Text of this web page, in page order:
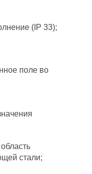
(IP 33);
поле во
стали;